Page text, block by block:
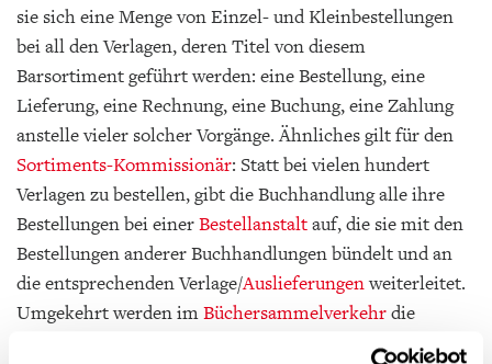
sie sich eine Menge von Einzel- und Kleinbestellungen
bei all den Verlagen, deren Titel von diesem
Barsortiment geführt werden: eine Bestellung, eine
Lieferung, eine Rechnung, eine Buchung, eine Zahlung
anstelle vieler solcher Vorgänge. Ähnliches gilt für den
Sortiments-Kommissionär: Statt bei vielen hundert
Verlagen zu bestellen, gibt die Buchhandlung alle ihre
Bestellungen bei einerBestellanstaltauf, die sie mit den
Bestellungen anderer Buchhandlungen bündelt und an
die entsprechenden Verlage/Auslieferungenweiterleitet.
Umgekehrt werden imBüchersammelverkehrdie